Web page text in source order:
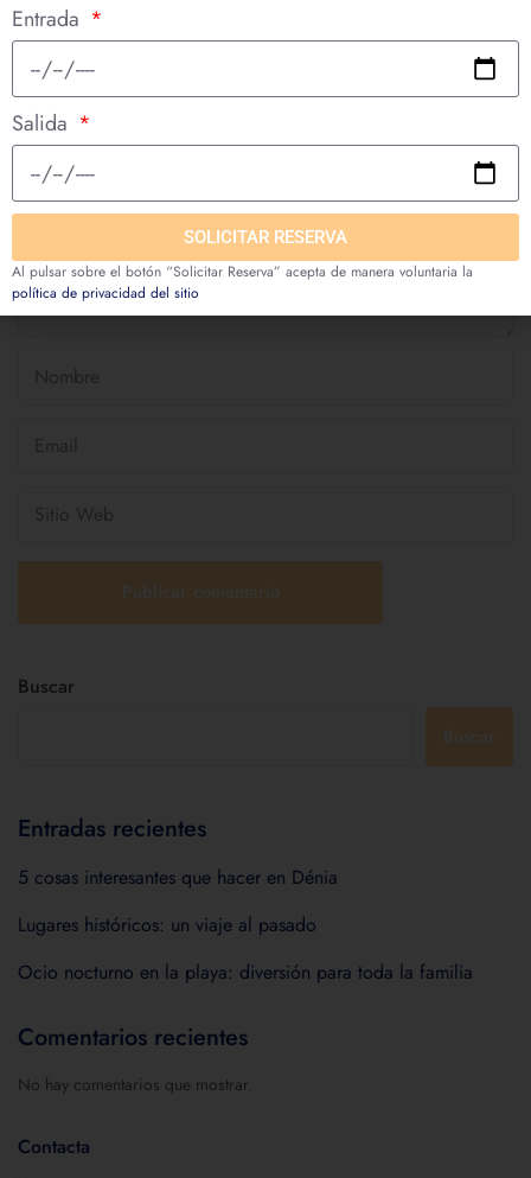
Su dirección de correo electrónico no se publicará.
Buscar
Entradas recientes
5 cosas interesantes que hacer en Dénia
Lugares históricos: un viaje al pasado
Ocio nocturno en la playa: diversión para toda la familia
Comentarios recientes
No hay comentarios que mostrar.
Contacta
Entrada
Salida
SOLICITAR RESERVA
Al pulsar sobre el botón “Solicitar Reserva” acepta de manera voluntaria la
política de privacidad del sitio